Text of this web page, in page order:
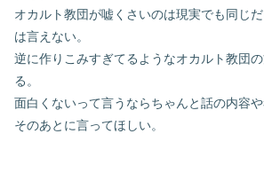
オカルト教団が嘘くさいのは現実でも同じ
は言えない。
逆に作りこみすぎてるようなオカルト教団
る。
面白くないって言うならちゃんと話の内容
そのあとに言ってほしい。